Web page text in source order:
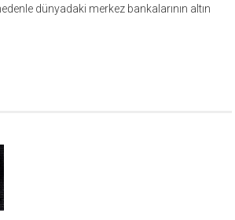
dünyadaki merkez bankalarının altın